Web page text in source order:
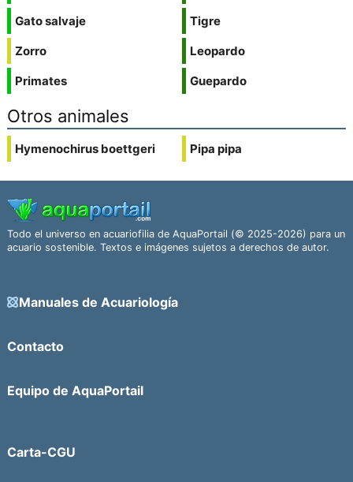
Gato salvaje
Zorro
Primates
Tigre
Leopardo
Guepardo
Otros animales
Hymenochirus boettgeri Pipa pipa
Todo el universo en acuariofilia de AquaPortail (© 2025-2026) para un
acuario sostenible. Textos e imágenes sujetos a derechos de autor.
Manuales de Acuariología
Contacto
Equipo de AquaPortail
Carta-CGU